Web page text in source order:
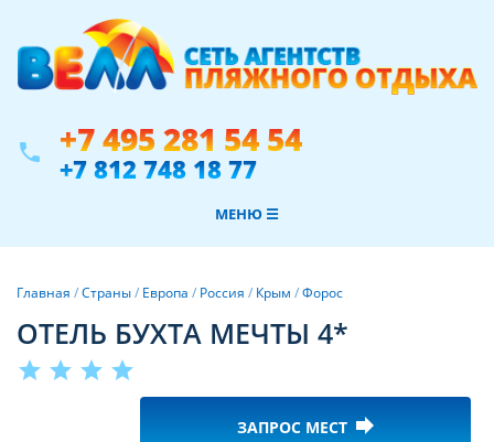
phone +7 495 281 54 54
+7 812 748 18 77
МЕНЮ ☰
Главная /Страны/ Европа / Россия / Крым /Форос
ОТЕЛЬ БУХТА МЕЧТЫ 4*
star star star star
ЗАПРОС МЕСТ forward